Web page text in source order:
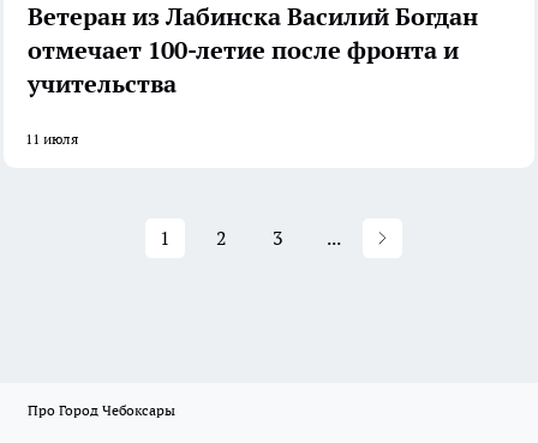
Ветеран из Лабинска Василий Богдан
отмечает 100-летие после фронта и
учительства
11 июля
1 2 3 ...
Про Город Чебоксары